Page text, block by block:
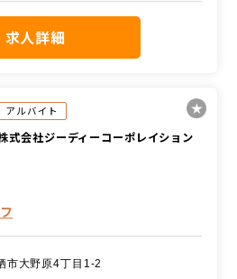
求人詳細
アルバイト
式会社ジーディーコーポレイション
市大野原4丁目1-2